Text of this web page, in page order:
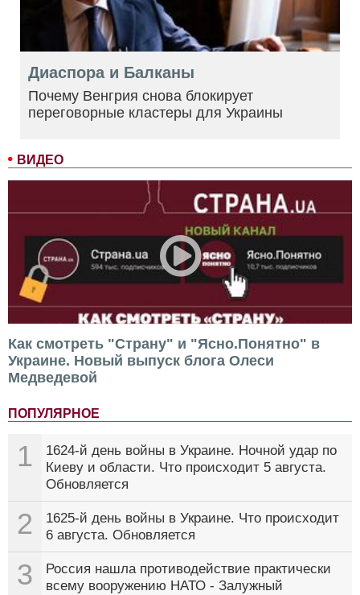
ВИДЕО
Как смотреть "Страну" и "Ясно.Понятно" в
Украине. Новый выпуск блога Олеси
Медведевой
ПОПУЛЯРНОЕ
1
1624-й день войны в Украине. Ночной удар по
Киеву и области. Что происходит 5 августа.
Обновляется
2
1625-й день войны в Украине. Что происходит
6 августа. Обновляется
3
Россия нашла противодействие практически
всему вооружению НАТО - Залужный
Диаспора и Балканы
Почему Венгрия снова блокирует
переговорные кластеры для Украины